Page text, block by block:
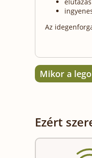
Az
Mikor a
Ezért